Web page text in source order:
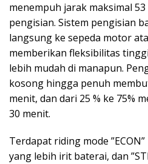
menempuh jarak maksimal
pengisian. Sistem pengisian
langsung ke sepeda motor
memberikan fleksibilitas
lebih mudah di manapun.
kosong hingga penuh
menit, dan dari 25 % ke 75%
30 menit.
Terdapat riding mode
yang lebih irit baterai, dan